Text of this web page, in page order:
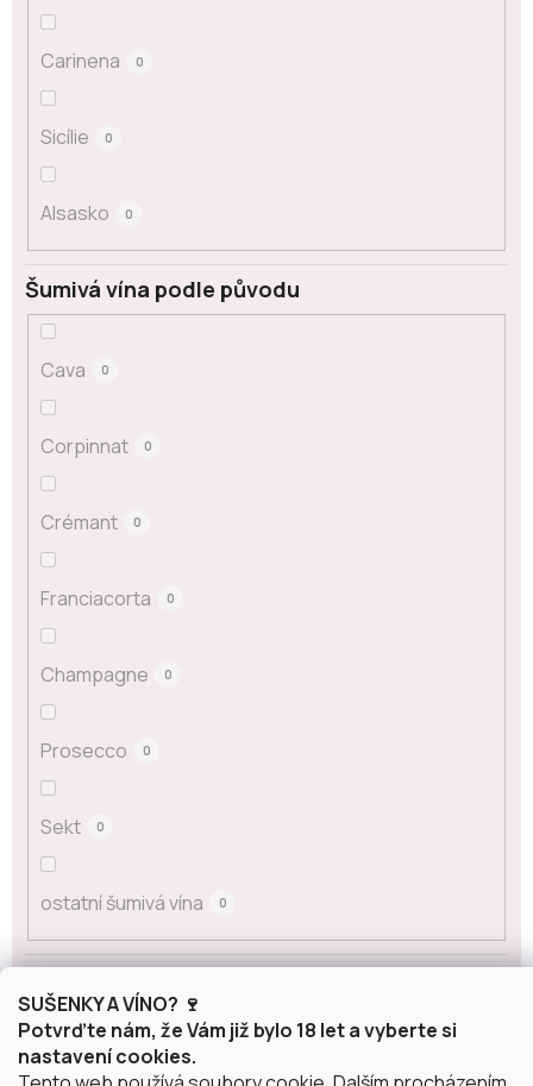
SUŠENKY A VÍNO? 🍷
Potvrďte nám, že Vám již bylo 18 let a vyberte si
nastavení cookies.
Carinena 0
Sicílie 0
Alsasko 0
Šumivá vína podle původu
Cava 0
Corpinnat 0
Crémant 0
Franciacorta 0
Champagne 0
Prosecco 0
Sekt 0
ostatní šumivá vína 0
0 % 0